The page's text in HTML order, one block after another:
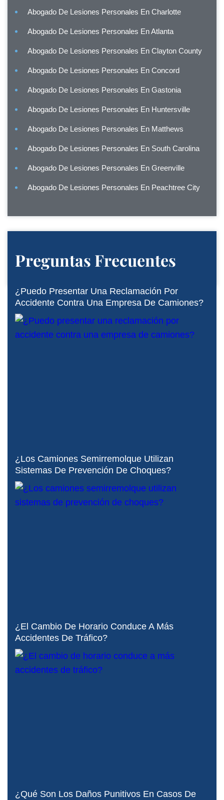
Abogado De Lesiones Personales En Charlotte
Abogado De Lesiones Personales En Atlanta
Abogado De Lesiones Personales En Clayton County
Abogado De Lesiones Personales En Concord
Abogado De Lesiones Personales En Gastonia
Abogado De Lesiones Personales En Huntersville
Abogado De Lesiones Personales En Matthews
Abogado De Lesiones Personales En South Carolina
Abogado De Lesiones Personales En Greenville
Abogado De Lesiones Personales En Peachtree City
Preguntas Frecuentes
¿Puedo Presentar Una Reclamación Por
Accidente Contra Una Empresa De Camiones?
¿Los Camiones Semirremolque Utilizan
Sistemas De Prevención De Choques?
¿El Cambio De Horario Conduce A Más
Accidentes De Tráfico?
¿Qué Son Los Daños Punitivos En Casos De